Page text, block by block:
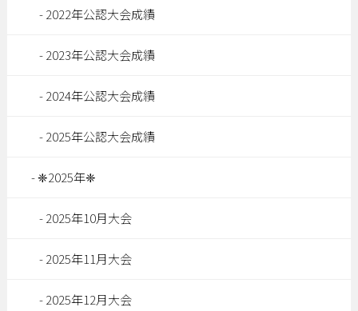
2022年公認大会成績
2023年公認大会成績
2024年公認大会成績
2025年公認大会成績
❈2025年❈
2025年10月大会
2025年11月大会
2025年12月大会